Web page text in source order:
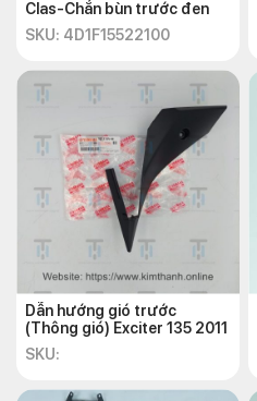
Clas-Chắn bùn trước đen
SKU: 4D1F15522100
Dẫn hướng gió trước
(Thông gió) Exciter 135 2011
SKU: